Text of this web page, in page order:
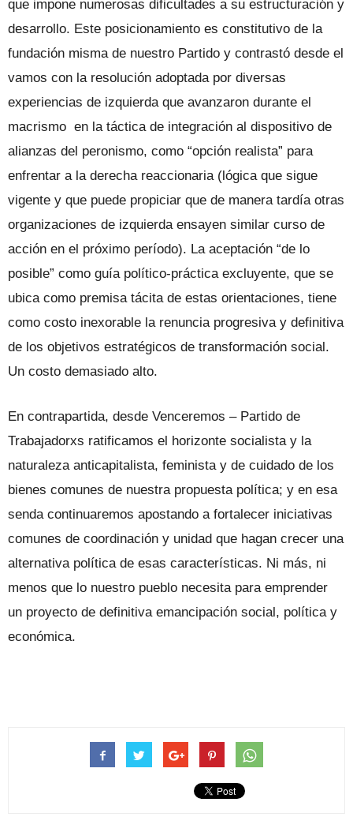
que impone numerosas dificultades a su estructuración y
desarrollo. Este posicionamiento es constitutivo de la
fundación misma de nuestro Partido y contrastó desde el
vamos con la resolución adoptada por diversas
experiencias de izquierda que avanzaron durante el
macrismo en la táctica de integración al dispositivo de
alianzas del peronismo, como “opción realista” para
enfrentar a la derecha reaccionaria (lógica que sigue
vigente y que puede propiciar que de manera tardía otras
organizaciones de izquierda ensayen similar curso de
acción en el próximo período). La aceptación “de lo
posible” como guía político-práctica excluyente, que se
ubica como premisa tácita de estas orientaciones, tiene
como costo inexorable la renuncia progresiva y definitiva
de los objetivos estratégicos de transformación social.
Un costo demasiado alto.
En contrapartida, desde Venceremos – Partido de
Trabajadorxs ratificamos el horizonte socialista y la
naturaleza anticapitalista, feminista y de cuidado de los
bienes comunes de nuestra propuesta política; y en esa
senda continuaremos apostando a fortalecer iniciativas
comunes de coordinación y unidad que hagan crecer una
alternativa política de esas características. Ni más, ni
menos que lo nuestro pueblo necesita para emprender
un proyecto de definitiva emancipación social, política y
económica.